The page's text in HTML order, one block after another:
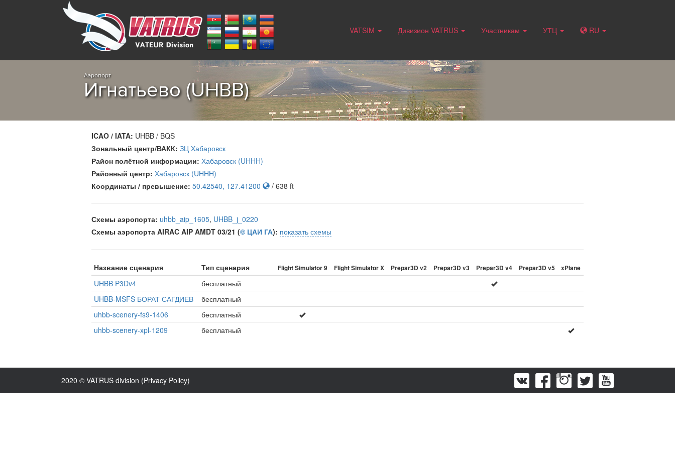
VATSIM Дивизион VATRUS Участникам УТЦ RU
Аэропорт
Игнатьево (UHBB)
ICAO / IATA: UHBB / BQS
Зональный центр/ВАКК: ЗЦ Хабаровск
Район полётной информации: Хабаровск (UHHH)
Районный центр: Хабаровск (UHHH)
Координаты / превышение: 50.42540, 127.41200 / 638 ft
Схемы аэропорта: uhbb_aip_1605, UHBB_j_0220
Схемы аэропорта AIRAC AIP AMDT 03/21 (© ЦАИ ГА): показать схемы
Название сценария Тип сценария Flight Simulator 9 Flight Simulator X Prepar3D v2 Prepar3D v3 Prepar3D v4 Prepar3D v5 xPlane
UHBB P3Dv4
бесплатный
UHBB-MSFS БОРАТ САГДИЕВ
бесплатный
uhbb-scenery-fs9-1406
бесплатный
uhbb-scenery-xpl-1209
бесплатный
2020 © VATRUS division (Privacy Policy)